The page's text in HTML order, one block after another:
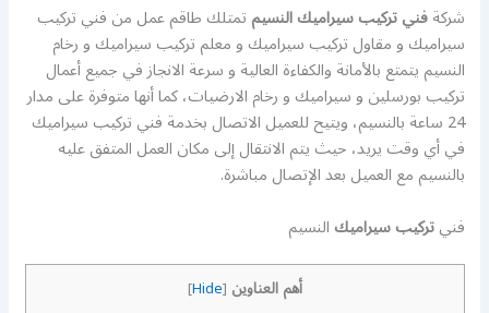
شركةفني تركيب سيراميك النسيمتمتلك طاقم عمل من فني تركيب
سيراميك و مقاول تركيب سيراميك و معلم تركيب سيراميك و رخام
النسيم يتمتع بالأمانة والكفاءة العالية و سرعة الانجاز في جميع أعمال
تركيب بورسلين و سيراميك و رخام الارضيات، كما أنها متوفرة على مدار
24 ساعة بالنسيم، ويتيح للعميل الاتصال بخدمة فني تركيب سيراميك
في أي وقت يريد، حيث يتم الانتقال إلى مكان العمل المتفق عليه
بالنسيم مع العميل بعد الإتصال مباشرة.
فنيتركيب سيراميكالنسيم
أهم العناوين [
Hide
]